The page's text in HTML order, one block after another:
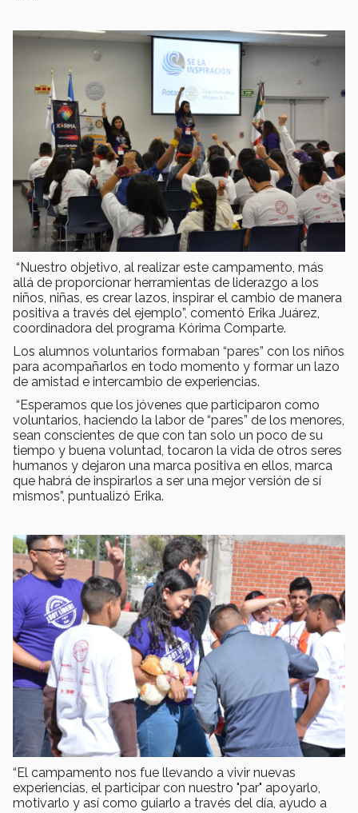
“Nuestro objetivo, al realizar este campamento, más
allá de proporcionar herramientas de liderazgo a los
niños, niñas, es crear lazos, inspirar el cambio de manera
positiva a través del ejemplo”, comentó Erika Juárez,
coordinadora del programa Kórima Comparte.
Los alumnos voluntarios formaban “pares” con los niños
para acompañarlos en todo momento y formar un lazo
de amistad e intercambio de experiencias.
“Esperamos que los jóvenes que participaron como
voluntarios, haciendo la labor de “pares” de los menores,
sean conscientes de que con tan solo un poco de su
tiempo y buena voluntad, tocaron la vida de otros seres
humanos y dejaron una marca positiva en ellos, marca
que habrá de inspirarlos a ser una mejor versión de sí
mismos”, puntualizó Erika.
“El campamento nos fue llevando a vivir nuevas
experiencias, el participar con nuestro "par" apoyarlo,
motivarlo y así como guiarlo a través del día, ayudo a